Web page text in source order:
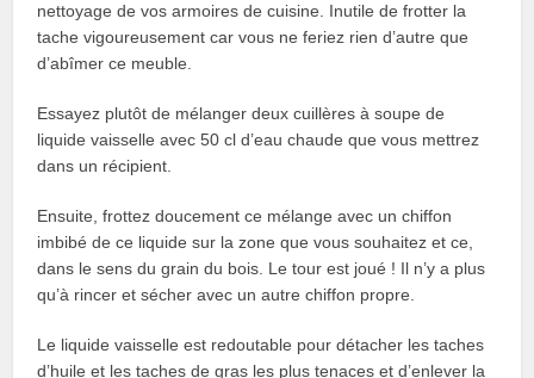
nettoyage de vos armoires de cuisine. Inutile de frotter la
tache vigoureusement car vous ne feriez rien d’autre que
d’abîmer ce meuble.
Essayez plutôt de mélanger deux cuillères à soupe de
liquide vaisselle avec 50 cl d’eau chaude que vous mettrez
dans un récipient.
Ensuite, frottez doucement ce mélange avec un chiffon
imbibé de ce liquide sur la zone que vous souhaitez et ce,
dans le sens du grain du bois. Le tour est joué ! Il n’y a plus
qu’à rincer et sécher avec un autre chiffon propre.
Le liquide vaisselle est redoutable pour détacher les taches
d’huile et les taches de gras les plus tenaces et d’enlever la